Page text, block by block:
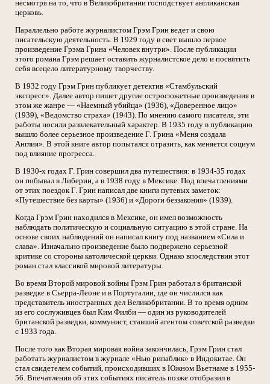
несмотря на то, что в Великобритании господствует англиканская
церковь.
Параллельно работе журналистом Грэм Грин ведет и свою
писательскую деятельность. В 1929 году в свет вышло первое
произведение Грэма Грина «Человек внутри». После публикации
этого романа Грэм решает оставить журналистское дело и посвятить
себя всецело литературному творчеству.
В 1932 году Грэм Грин публикует детектив «Стамбульский
экспресс». Далее автор пишет другие остросюжетные произведения в
этом же жанре — «Наемный убийца» (1936), «Доверенное лицо»
(1939), «Ведомство страха» (1943). По мнению самого писателя, эти
работы носили развлекательный характер. В 1935 году в публикацию
вышло более серьезное произведение Г. Грина «Меня создала
Англия». В этой книге автор попытался отразить, как меняется социум
под влияние прогресса.
В 1930-х годах Г. Грин совершил два путешествия: в 1934-35 годах
он побывал в Либерии, а в 1938 году в Мексике. Под впечатлениями
от этих поездок Г. Грин написал две книги путевых заметок:
«Путешествие без карты» (1936) и «Дороги беззакония» (1939).
Когда Грэм Грин находился в Мексике, он имел возможность
наблюдать политическую и социальную ситуацию в этой стране. На
основе своих наблюдений он написал книгу под названием «Сила и
слава». Изначально произведение было подвержено серьезной
критике со стороны католической церкви. Однако впоследствии этот
роман стал классикой мировой литературы.
Во время Второй мировой войны Грэм Грин работал в британской
разведке в Сьерра-Леоне и в Португалии, где он числился как
представитель иностранных дел Великобритании. В то время одним
из его сослуживцев был Ким Филби — один из руководителей
британской разведки, коммунист, ставший агентом советской разведки
с 1933 года.
После того как Вторая мировая война закончилась, Грэм Грин стал
работать журналистом в журнале «Нью рипаблик» в Индокитае. Он
стал свидетелем событий, происходивших в Южном Вьетнаме в 1955-
56. Впечатления об этих событиях писатель позже отобразил в